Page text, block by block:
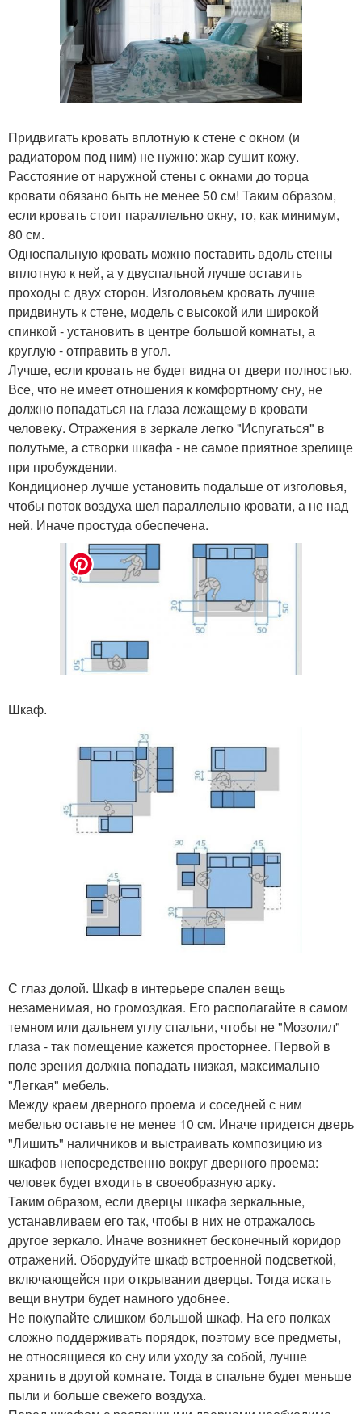
Придвигать кровать вплотную к стене с окном (и
радиатором под ним) не нужно: жар сушит кожу.
Расстояние от наружной стены с окнами до торца
кровати обязано быть не менее 50 см! Таким образом,
если кровать стоит параллельно окну, то, как минимум,
80 см.
Односпальную кровать можно поставить вдоль стены
вплотную к ней, а у двуспальной лучше оставить
проходы с двух сторон. Изголовьем кровать лучше
придвинуть к стене, модель с высокой или широкой
спинкой - установить в центре большой комнаты, а
круглую - отправить в угол.
Лучше, если кровать не будет видна от двери полностью.
Все, что не имеет отношения к комфортному сну, не
должно попадаться на глаза лежащему в кровати
человеку. Отражения в зеркале легко "Испугаться" в
полутьме, а створки шкафа - не самое приятное зрелище
при пробуждении.
Кондиционер лучше установить подальше от изголовья,
чтобы поток воздуха шел параллельно кровати, а не над
ней. Иначе простуда обеспечена.
Шкаф.
С глаз долой. Шкаф в интерьере спален вещь
незаменимая, но громоздкая. Его располагайте в самом
темном или дальнем углу спальни, чтобы не "Мозолил"
глаза - так помещение кажется просторнее. Первой в
поле зрения должна попадать низкая, максимально
"Легкая" мебель.
Между краем дверного проема и соседней с ним
мебелью оставьте не менее 10 см. Иначе придется дверь
"Лишить" наличников и выстраивать композицию из
шкафов непосредственно вокруг дверного проема:
человек будет входить в своеобразную арку.
Таким образом, если дверцы шкафа зеркальные,
устанавливаем его так, чтобы в них не отражалось
другое зеркало. Иначе возникнет бесконечный коридор
отражений. Оборудуйте шкаф встроенной подсветкой,
включающейся при открывании дверцы. Тогда искать
вещи внутри будет намного удобнее.
Не покупайте слишком большой шкаф. На его полках
сложно поддерживать порядок, поэтому все предметы,
не относящиеся ко сну или уходу за собой, лучше
хранить в другой комнате. Тогда в спальне будет меньше
пыли и больше свежего воздуха.